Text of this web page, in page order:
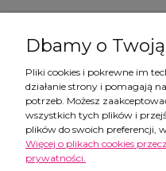
Dbamy o
Pliki cookies i pokrewne im
działanie strony i pomagają
potrzeb. Możesz
wszystkich tych plików i
plików do swoich preferencji,
Więcej o plikach cookies
prywatności.